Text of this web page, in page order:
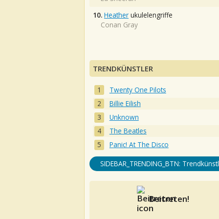
10. Heather ukulelengriffe
Conan Gray
TRENDKÜNSTLER
Twenty One Pilots
Billie Eilish
Unknown
The Beatles
Panic! At The Disco
SIDEBAR_TRENDING_BTN:
Beitreten!